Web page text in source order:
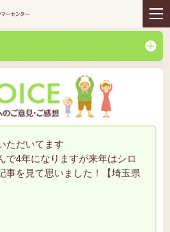
ー
プレゼント＆コミュニテ
ィ
ント お問い合わせ
ただいてます
で4年になりますが来年はシロ
事を見て思いました！【埼玉県